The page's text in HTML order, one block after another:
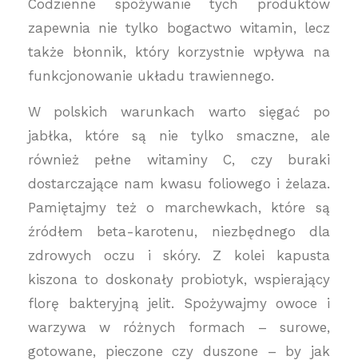
Codzienne spożywanie tych produktów
zapewnia nie tylko bogactwo witamin, lecz
także błonnik, który korzystnie wpływa na
funkcjonowanie układu trawiennego.
W polskich warunkach warto sięgać po
jabłka, które są nie tylko smaczne, ale
również pełne witaminy C, czy buraki
dostarczające nam kwasu foliowego i żelaza.
Pamiętajmy też o marchewkach, które są
źródłem beta-karotenu, niezbędnego dla
zdrowych oczu i skóry. Z kolei kapusta
kiszona to doskonały probiotyk, wspierający
florę bakteryjną jelit. Spożywajmy owoce i
warzywa w różnych formach – surowe,
gotowane, pieczone czy duszone – by jak